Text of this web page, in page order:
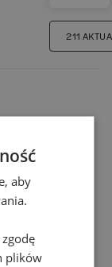
211
aby
plików